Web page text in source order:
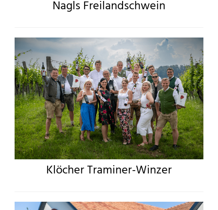
Nagls Freilandschwein
Klöcher Traminer-Winzer